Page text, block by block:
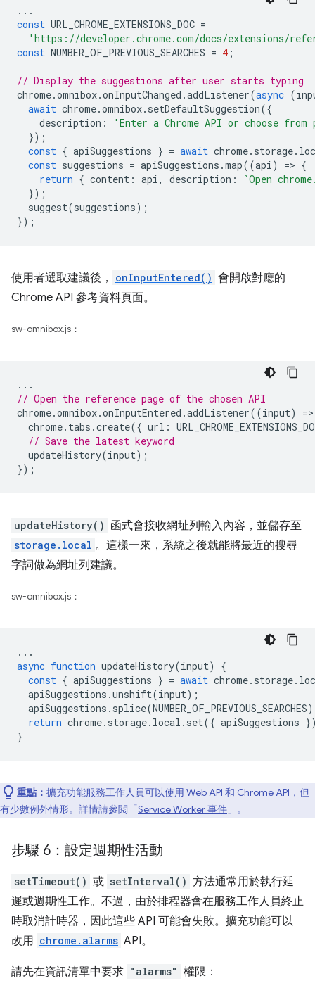
...
const URL_CHROME_EXTENSIONS_DOC =
'https://developer.chrome.com/docs/extensions/
const NUMBER_OF_PREVIOUS_SEARCHES = 4 ;
// Display the suggestions after user starts typing
chrome.omnibox.onInputChanged .addListener(async (
await chrome.omnibox. setDefaultSuggestion({
description :
'Enter a Chrome API or choose from
});
const { apiSuggestions } = await chrome. storage.
const suggestions = apiSuggestions .map((api) => {
return { content : api, description :
`Open
});
suggest(suggestions);
});
使用者選取建議後， onInputEntered() 會開啟對應的
Chrome API 參考資料頁面。
sw-omnibox.js：
...
// Open the reference page of the chosen API
chrome.omnibox.onInputEntered .addListener((input) =>
chrome. tabs .create({ url :
// Save the latest keyword
updateHistory(input);
});
updateHistory() 函式會接收網址列輸入內容，並儲存至
storage.local 。這樣一來，系統之後就能將最近的搜尋
字詞做為網址列建議。
sw-omnibox.js：
...
async function updateHistory(input)
{
const { apiSuggestions } = await chrome. storage.
apiSuggestions .unshift(input);
apiSuggestions . splice(NUMBER_OF_PREVIOUS_SEARCHES
return chrome. storage. local . set({ apiSuggestions
}
重點： 擴充功能服務工作人員可以使用 Web API 和 Chrome API，但
有少數例外情形。詳情請參閱「Service Worker 事件 」。
步驟 6：設定週期性活動
setTimeout() 或 setInterval() 方法通常用於執行延
遲或週期性工作。不過，由於排程器會在服務工作人員終止
時取消計時器，因此這些 API 可能會失敗。擴充功能可以
改用 chrome.alarms API。
請先在資訊清單中要求 "alarms" 權限：